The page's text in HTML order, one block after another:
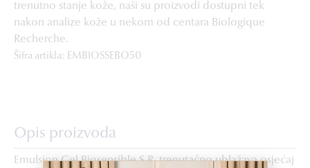
trenutno stanje kože, naši su proizvodi dostupni tek
nakon analize kože u nekom od centara Biologique
Recherche.
Šifra artikla: EMBIOSSEBO50
Opis proizvoda
Emulsion Gel Biosensible S.R. trenutačno ublažava osjećaj